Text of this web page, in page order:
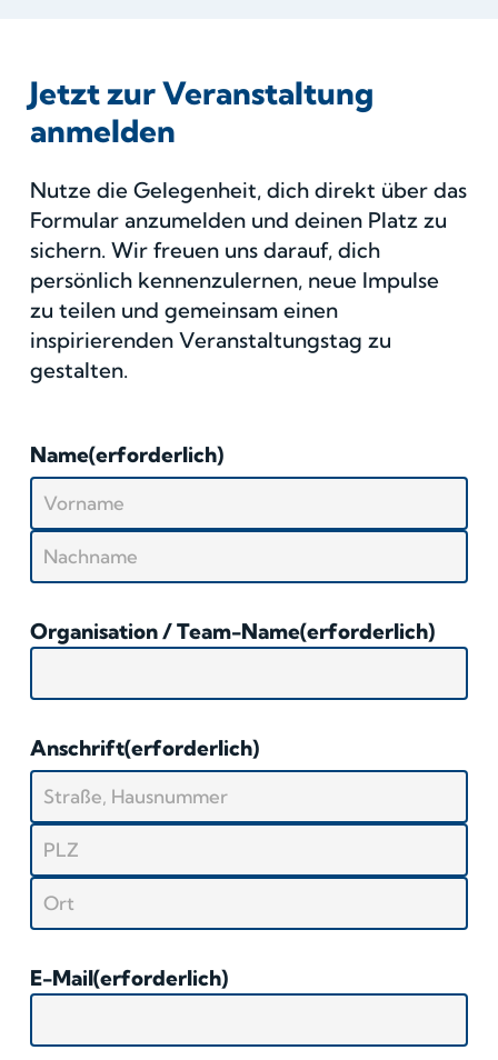
Jetzt zur Veranstaltung
anmelden
Nutze die Gelegenheit, dich direkt über das
Formular anzumelden und deinen Platz zu
sichern. Wir freuen uns darauf, dich
persönlich kennenzulernen, neue Impulse
zu teilen und gemeinsam einen
inspirierenden Veranstaltungstag zu
gestalten.
Name(erforderlich)
Vorname
Organisation / Team-Name(erforderlich)
Anschrift(erforderlich)
Straße,
Hausnummer
PLZ
E-Mail(erforderlich)